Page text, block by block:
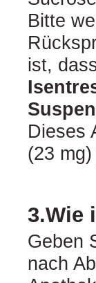
Bitte
ist,
Dieses
(23
3.Wie
Geben
nach